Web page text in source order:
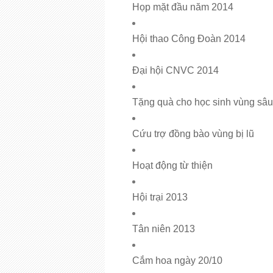
Họp mặt đầu năm 2014
Hội thao Công Đoàn 2014
Đại hội CNVC 2014
Tặng quà cho học sinh vùng
Cứu trợ đồng bào vùng bị lũ
Hoạt động từ thiện
Hội trại 2013
Tân niên 2013
Cắm hoa ngày 20/10